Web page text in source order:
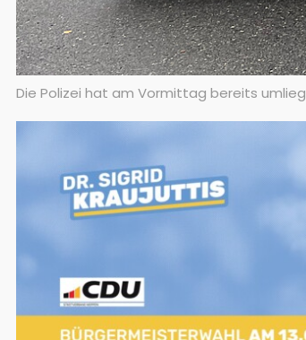
Die Polizei hat am Vormittag bereits